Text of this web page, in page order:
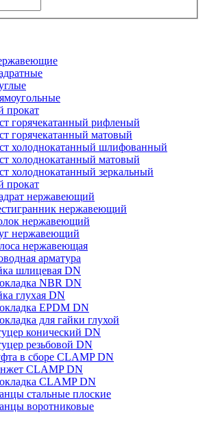
прокат
горячекатанный рифленый
горячекатанный матовый
холоднокатанный шлифованный
холоднокатанный матовый
холоднокатанный зеркальный
прокат
нержавеющий
нержавеющий
нержавеющий
нержавеющий
нержавеющая
арматура
шлицевая DN
NBR DN
глухая DN
EPDM DN
для гайки глухой
конический DN
резьбовой DN
в сборе CLAMP DN
CLAMP DN
CLAMP DN
стальные плоские
воротниковые